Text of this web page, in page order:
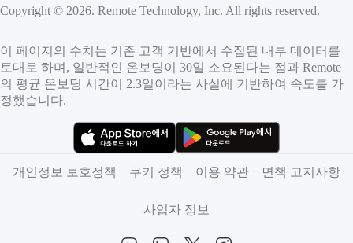
Copyright © 2026. Remote Technology, Inc. All rights reserved.
이 페이지의 수치는 기존 고객 기반에서 수집된 내부 데이터를
토대로 하며, 일반적인 온보딩이 30일 소요된다는 점과 Remote
의 평균 온보딩 시간이 2.3일이라는 사실에 기반하여 속도를 가
정했습니다.
개인정보 보호정책
쿠키 정책 이용 약관 면책 고지사항
사업자 정보